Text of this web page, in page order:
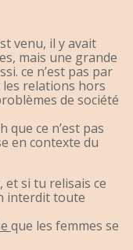
venu, il y avait
mais une grande
ce n’est pas par
relations hors
de société
que ce n’est pas
en contexte du
et si tu relisais ce
interdit toute
que les femmes se